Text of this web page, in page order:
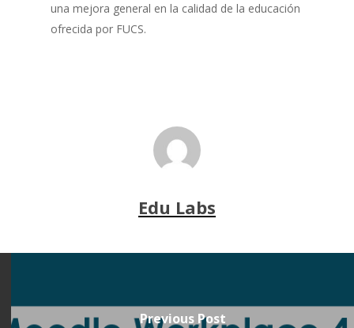
una mejora general en la calidad de la educación
ofrecida por FUCS.
Edu Labs
Previous Post